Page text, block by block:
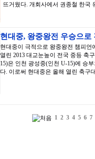
뜨거웠다. 개회사에서 권종철 한국
현대중, 왕중왕전 우승으
현대중이 극적으로 왕중왕전 챔피언
열린 2013 대교눈높이 전국 중등 축
15)은 인천 광성중(인천 U-15)에 승
다. 이로써 현대중은 올해 열린 축구
1 2 3 4 5 6 7